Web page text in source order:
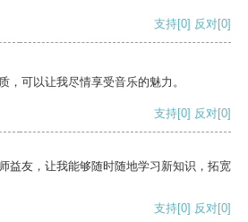
支持[0] 反对[0]
，可以让我尽情享受音乐的魅力。
支持[0] 反对[0]
益友，让我能够随时随地学习新知识，拓宽
支持[0] 反对[0]